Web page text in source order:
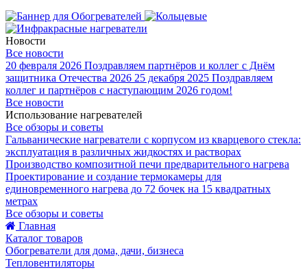
Новости
Все новости
20 февраля 2026 Поздравляем партнёров и коллег с Днём
защитника Отечества 2026 25 декабря 2025 Поздравляем
коллег и партнёров с наступающим 2026 годом!
Все новости
Использование нагревателей
Все обзоры и советы
Гальванические нагреватели с корпусом из кварцевого стекла:
эксплуатация в различных жидкостях и растворах
Производство композитной печи предварительного нагрева
Проектирование и создание термокамеры для
единовременного нагрева до 72 бочек на 15 квадратных
метрах
Все обзоры и советы
Главная
Каталог товаров
Обогреватели для дома, дачи, бизнеса
Тепловентиляторы